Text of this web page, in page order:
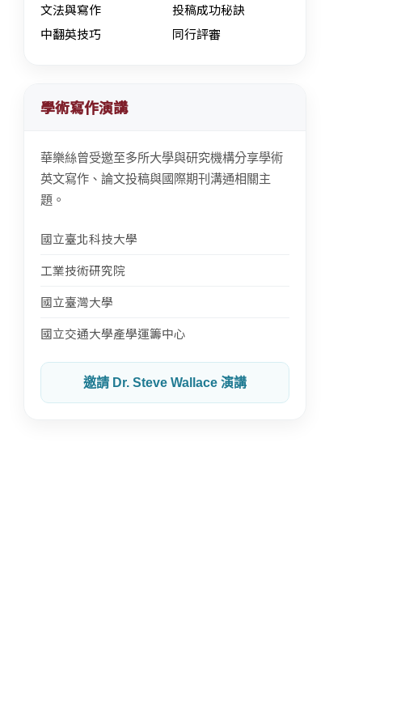
文法與寫作
中翻英技巧
投稿成功秘訣
同行評審
學術寫作演講
華樂絲曾受邀至多所大學與研究機構分享學術
英文寫作、論文投稿與國際期刊溝通相關主
題。
國立臺北科技大學
工業技術研究院
國立臺灣大學
國立交通大學產學運籌中心
邀請 Dr. Steve Wallace 演講